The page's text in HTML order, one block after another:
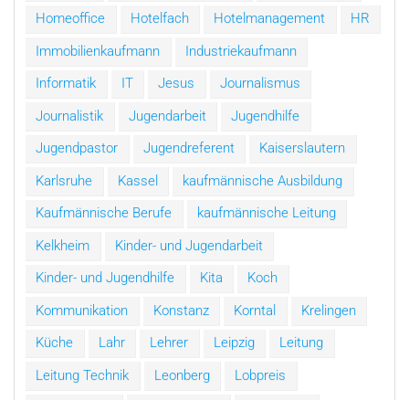
Homeoffice
Hotelfach Hotelmanagement
HR
Immobilienkaufmann
Industriekaufmann
Informatik
IT Jesus
Journalismus
Journalistik
Jugendarbeit
Jugendhilfe
Jugendpastor
Jugendreferent
Kaiserslautern
Karlsruhe
Kassel
kaufmännische Ausbildung
Kaufmännische Berufe
kaufmännische Leitung
Kelkheim
Kinder- und Jugendarbeit
Kinder- und Jugendhilfe
Kita
Koch
Kommunikation
Konstanz Korntal
Krelingen
Küche
Lahr Lehrer Leipzig
Leitung
Leitung Technik
Leonberg
Lobpreis